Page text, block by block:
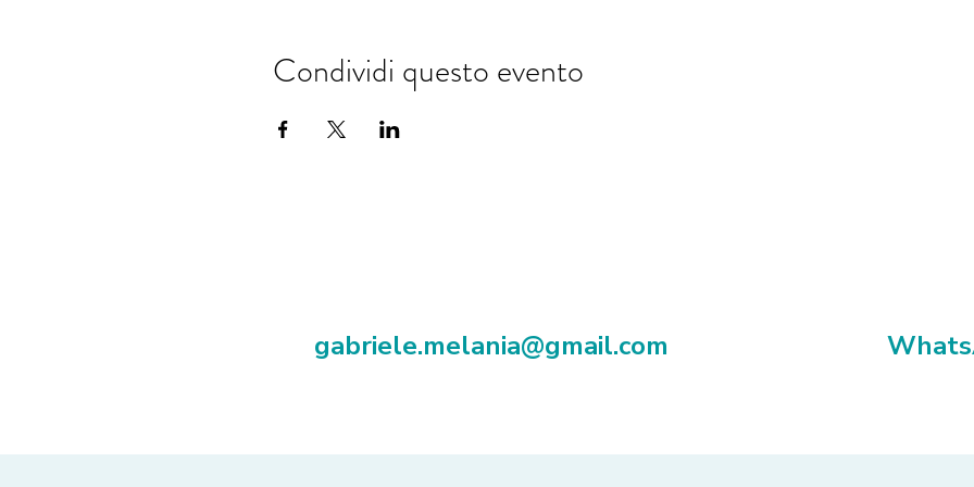
Condividi questo evento
gabriele.melania@gmail.com